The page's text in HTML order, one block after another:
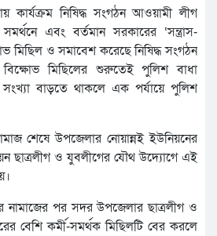
কার্যক্রম নিষিদ্ধ সংগঠন আওয়ামী লীগ
এবং বর্তমান সরকারের ‘সন্ত্রাস-
মিছিল ও সমাবেশ করেছে নিষিদ্ধ সংগঠন
বিক্ষোভ মিছিলের শুরুতেই পুলিশ বাধা
সংখ্যা বাড়তে থাকলে এক পর্যায়ে পুলিশ
শেষে উপজেলার নোয়ান্নই ইউনিয়নের
ছাত্রলীগ ও যুবলীগের যৌথ উদ্যোগে এই
নামাজের পর সদর উপজেলার ছাত্রলীগ ও
বেশি কর্মী-সমর্থক মিছিলটি বের করলে